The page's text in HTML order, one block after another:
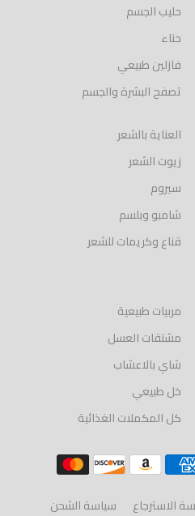
حليب الجسم
حناء
فازلين طبيعي
تصفح البشرة والجسم
العناية بالشعر
زيوت الشعر
سيروم
شامبو وبلسم
قناع وكريمات للشعر
مربيات طبيعية
مشتقات العسل
شاي بالاعشاب
خل طبيعي
كل المكملات الغذائية
الاسترجاع سياسة الشحن